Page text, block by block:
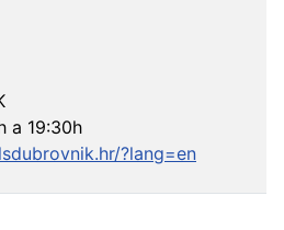
a 19:30h
?lang=en